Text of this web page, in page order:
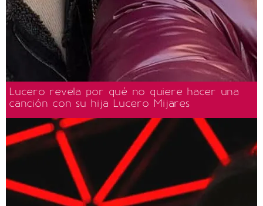
Lucero revela por qué no quiere hacer una
canción con su hija Lucero Mijares